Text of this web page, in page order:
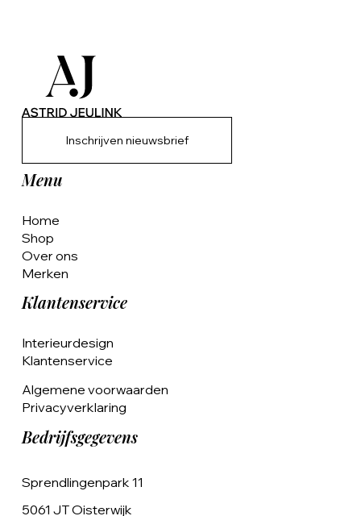
Inschrijven nieuwsbrief
Menu
Home
Shop
Over ons
Merken
Klantenservice
Interieurdesign
Klantenservice
Algemene voorwaarden
Privacyverklaring
Bedrijfsgegevens
Sprendlingenpark 11
5061 JT Oisterwijk